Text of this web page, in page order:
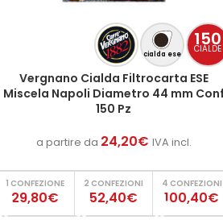
150
CIALDE
cialda ese
Vergnano Cialda Filtrocarta ESE
Miscela Napoli Diametro 44 mm Conf
150 Pz
a partire da 24,20€ IVA incl.
1 CONFEZIONE
29,80€
2 CONFEZIONI
52,40€
4 CONFEZIONI
100,40€